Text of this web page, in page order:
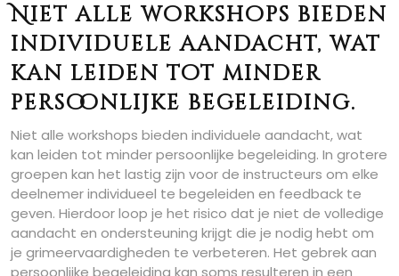
Niet alle workshops bieden
individuele aandacht, wat
kan leiden tot minder
persoonlijke begeleiding.
Niet alle workshops bieden individuele aandacht, wat
kan leiden tot minder persoonlijke begeleiding. In grotere
groepen kan het lastig zijn voor de instructeurs om elke
deelnemer individueel te begeleiden en feedback te
geven. Hierdoor loop je het risico dat je niet de volledige
aandacht en ondersteuning krijgt die je nodig hebt om
je grimeervaardigheden te verbeteren. Het gebrek aan
persoonlijke begeleiding kan soms resulteren in een